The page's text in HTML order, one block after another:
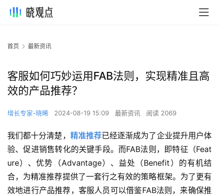
首页 最新资讯
客服如何巧妙运用FAB法则，实现精准且高
效的产品推荐？
增长专家-晓晞 2024-08-19 15:09 最新资讯 阅读 2069
我们都十分清楚， 精准推荐已经逐渐成为了企业提升用户体
验、促进销售转化的关键手段。而FAB法则，即特征（Feat
ure）、优势（Advantage）、益处（Benefit）的有机结
合，为精准推荐提供了一套行之有效的策略框架。为了更有
效地进行产品推荐，客服人员可以借鉴FAB法则，来确保推